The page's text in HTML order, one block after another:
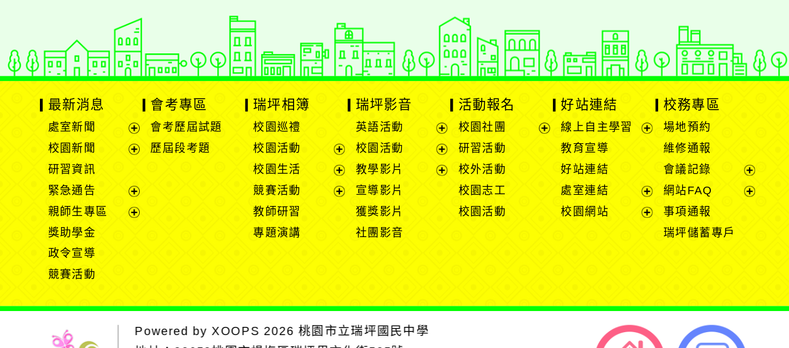
最新消息
處室新聞
展
開
單
校園新聞
選
單
研習資訊
緊急通告
展
開
親師生專區
獎助學金
政令宣導
競賽活動
會考專區
會考歷屆試題
歷屆段考題
瑞坪相簿
校園巡禮
校園活動
展
開
選
校園生活
展
開
競賽活動
教師研習
專題演講
瑞坪影音
英語活動
展
開
選
校園活動
展
開
教學影片
宣導影片
獲獎影片
社團影音
活動報名
校園社團
研習活動
校外活動
校園志工
校園活動
好站連結
線上自主學習
單
教育宣導
好站連結
處室連結
展
校園網站
校務專區
場地預約
維修通報
會議記錄
展
開
網站FAQ
事項通報
瑞坪儲蓄專戶
Powered by XOOPS 2026桃園市立瑞坪國民中學